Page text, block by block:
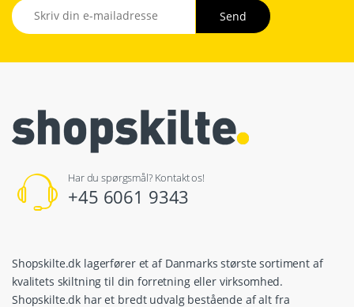
Har du spørgsmål? Kontakt os!
+45 6061 9343
Shopskilte.dk lagerfører et af Danmarks største sortiment af
kvalitets skiltning til din forretning eller virksomhed.
Shopskilte.dk har et bredt udvalg bestående af alt fra